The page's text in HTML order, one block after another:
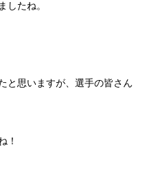
したね。
と思いますが、選手の皆さん
！